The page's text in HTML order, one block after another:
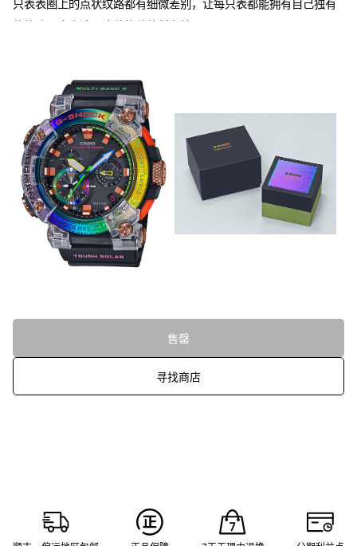
只表表圈上的点状纹路都有细微差别，让每只表都能拥有自己独有
的纹路，也表达了这种物种的稀有性。
售罄
寻找商店